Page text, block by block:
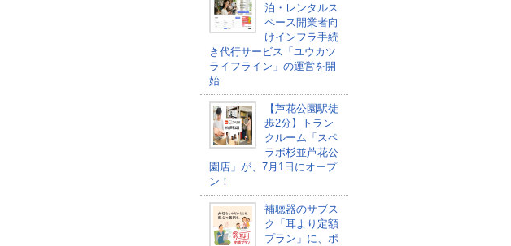
泊・レンタルス
ペース開業者向
けインフラ手続
き代行サービス「ユウカツ
ライフライン」の運営を開
始
【芦花公園駅徒
歩2分】トラン
クルーム「スペ
ラボ杉並芦花公
園店」が、7月1日にオープ
ン！
補聴器のサブス
ク「耳より定額
プラン」に、ポ